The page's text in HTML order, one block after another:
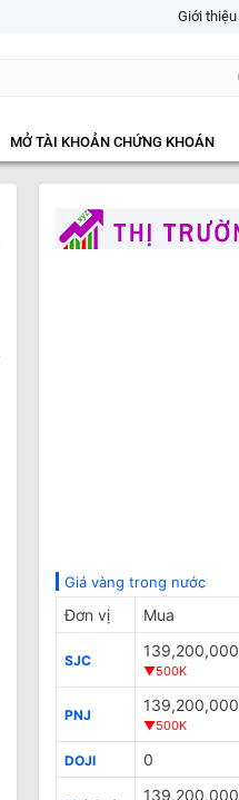
Giới thiệu
MỞ TÀI KHOẢN CHỨNG KHOÁN
Giá vàng trong nước
Đơn vị Mua
SJC
139,200,000
▼500K
PNJ
139,200,000
▼500K
DOJI 0
139,200,000